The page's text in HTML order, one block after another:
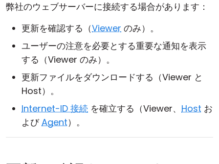
弊社のウェブサーバーに接続する場合があります：
更新を確認する（Viewer のみ）。
ユーザーの注意を必要とする重要な通知を表示
する（Viewer のみ）。
更新ファイルをダウンロードする（Viewer と
Host）。
Internet-ID 接続 を確立する（Viewer、 Host お
よびAgent）。